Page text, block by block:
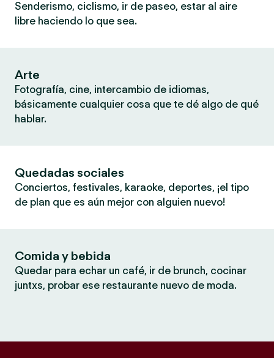
Senderismo, ciclismo, ir de paseo, estar al aire
libre haciendo lo que sea.
Arte
Fotografía, cine, intercambio de idiomas,
básicamente cualquier cosa que te dé algo de qué
hablar.
Quedadas sociales
Conciertos, festivales, karaoke, deportes, ¡el tipo
de plan que es aún mejor con alguien nuevo!
Comida y bebida
Quedar para echar un café, ir de brunch, cocinar
juntxs, probar ese restaurante nuevo de moda.